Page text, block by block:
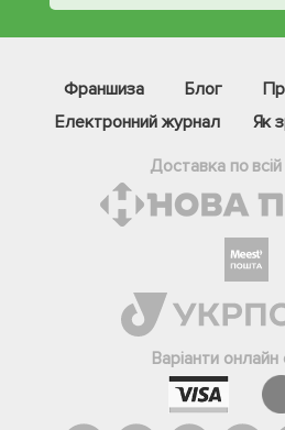
Франшиза Блог
Електронний журнал
Як
Доставка по всій
Варіанти онлайн